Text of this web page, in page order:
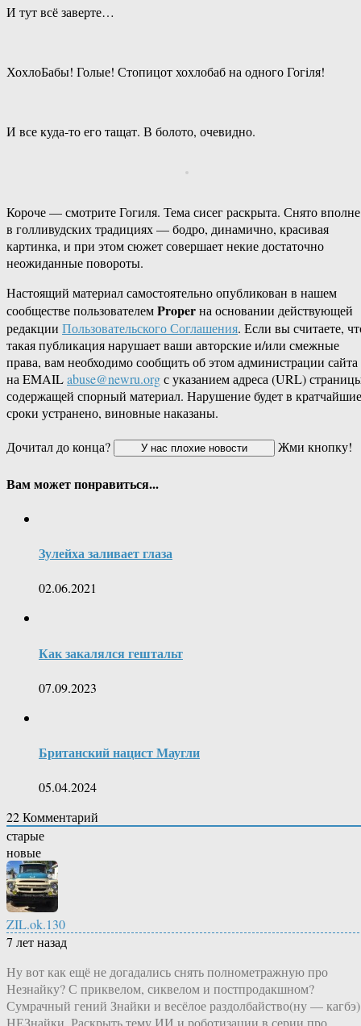
И тут всё заверте…
ХохлоБабы! Голые! Стопицот хохлобаб на одного Гогiля!
И все куда-то его тащат. В болото, очевидно.
Короче — смотрите Гогиля. Тема сисег раскрыта. Снято вполне
в голливудских традициях — бодро, динамично, красивая
картинка, и при этом сюжет совершает некие достаточно
неожиданные повороты.
Настоящий материал самостоятельно опубликован в нашем
сообществе пользователемProperна основании действующей
редакции Пользовательского Соглашения. Если вы считаете,
такая публикация нарушает ваши авторские и/или смежные
права, вам необходимо сообщить об этом администрации сайта
на EMAILabuse@newru.orgс указанием адреса (URL)
содержащей спорный материал. Нарушение будет в кратчайшие
сроки устранено, виновные наказаны.
Дочитал до конца?
Жми кнопку!
Вам может понравиться...
Зулейха заливает глаза
02.06.2021
Как закалялся гештальт
07.09.2023
Британский нацист Маугли
05.04.2024
22Комментарий
старые
новые
ZIL.ok.130
7 лет назад
Ну вот как ещё не догадались снять полнометражную про
Незнайку? С приквелом, сиквелом и постпродакшном?
Сумрачный гений Знайки и весёлое раздолбайство(ну — кагбэ)